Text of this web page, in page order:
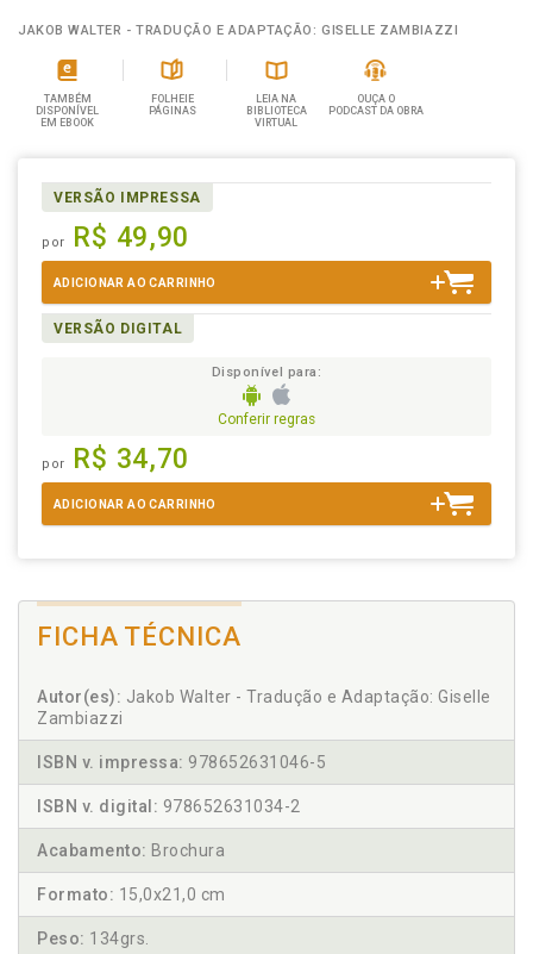
JAKOB WALTER - TRADUÇÃO E ADAPTAÇÃO: GISELLE ZAMBIAZZI
TAMBÉM
DISPONÍVEL
EM EBOOK
FOLHEIE
PÁGINAS
LEIA NA
BIBLIOTECA
VIRTUAL
OUÇA O
PODCAST DA OBRA
VERSÃO IMPRESSA
por R$ 49,90
ADICIONAR AO CARRINHO
VERSÃO DIGITAL
Disponível para:
Conferir regras
por R$ 34,70
ADICIONAR AO CARRINHO
FICHA TÉCNICA
Autor(es): Jakob Walter - Tradução e Adaptação: Giselle
Zambiazzi
ISBN v. impressa: 978652631046-5
ISBN v. digital: 978652631034-2
Acabamento: Brochura
Formato: 15,0x21,0 cm
Peso: 134grs.